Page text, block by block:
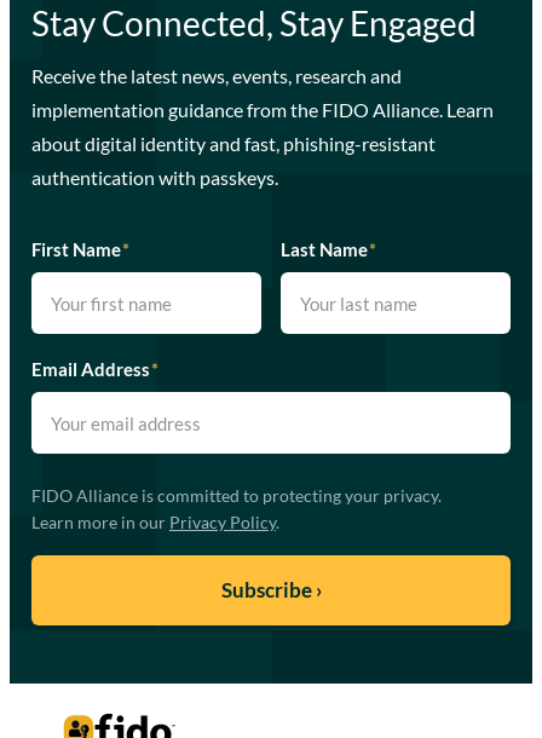
Stay Connected, Stay Engaged
Receive the latest news, events, research and
implementation guidance from the FIDO Alliance. Learn
about digital identity and fast, phishing-resistant
authentication with passkeys.
First Name* Last Name*
Email Address*
FIDO Alliance is committed to protecting your privacy.
Learn more in our Privacy Policy.